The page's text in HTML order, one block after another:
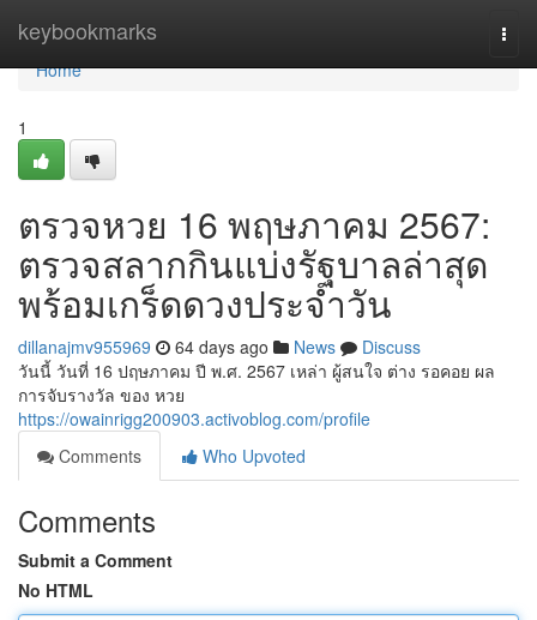
keybookmarks
Home
Home
1
ตรวจหวย 16 พฤษภาคม 2567:
ตรวจสลากกินแบ่งรัฐบาลล่าสุด
พร้อมเกร็ดดวงประจำวัน
dillanajmv955969 64 days ago News
Discuss
วันนี้ วันที่ 16 ปฤษภาคม ปี พ.ศ. 2567 เหล่า ผู้สนใจ ต่าง รอคอย ผล
การจับรางวัล ของ หวย
https://owainrigg200903.activoblog.com/profile
Comments
Who Upvoted
Comments
Submit a Comment
No HTML